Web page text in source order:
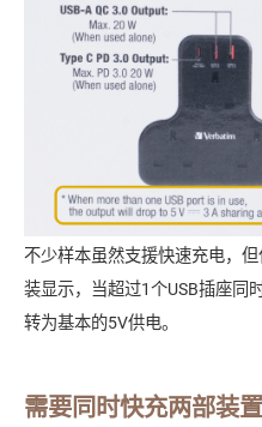
不少样本虽然支援快速充电，
装显示，当超过1个USB插座同
转为基本的5V供电。
需要同时快充两部装置